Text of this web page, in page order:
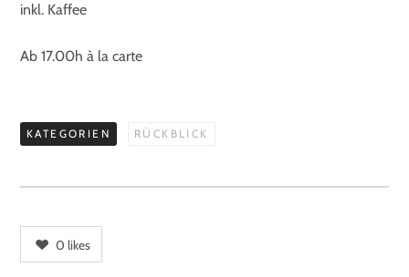
inkl. Kaffee
Ab 17.00h à la carte
KATEGORIEN RÜCKBLICK
0 likes